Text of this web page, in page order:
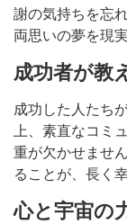
謝の気持ちを忘
両思いの夢を現
成功者が教
成功した人たち
上、素直なコミ
重が欠かせませ
ることが、長く
心と宇宙の